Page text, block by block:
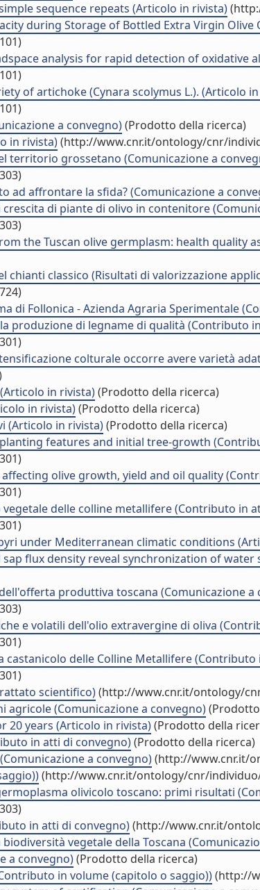
sequence repeats (Articolo in rivista)
during Storage of Bottled Extra Virgin Olive
analysis for rapid detection of oxidative
of artichoke (Cynara scolymus L.). (Articolo
a convegno)(Prodotto della ricerca)
in rivista)(http://www.cnr.it/ontology/cnr/
territorio grossetano (Comunicazione a
ad affrontare la sfida? (Comunicazione a
di piante di olivo in contenitore
the Tuscan olive germplasm: health quality
classico (Risultati di valorizzazione
di Follonica - Azienda Agraria Sperimentale
produzione di legname di qualità (Contributo
colturale occorre avere varietà
in rivista)(Prodotto della ricerca)
in rivista)(Prodotto della ricerca)
(Articolo in rivista)(Prodotto della ricerca)
features and initial tree-growth
olive growth, yield and oil quality
delle colline metallifere (Contributo in
under Mediterranean climatic conditions
flux density reveal synchronization of
produttiva toscana (Comunicazione a
e volatili dell'olio extravergine di oliva
delle Colline Metallifere
scientifico)(http://www.cnr.it/ontology/
agricole (Comunicazione a convegno)
20 years (Articolo in rivista)(Prodotto della
in atti di convegno)(Prodotto della ricerca)
a convegno)(http://www.cnr.it/
(http://www.cnr.it/ontology/cnr/
olivicolo toscano: primi risultati
in atti di convegno)(http://www.cnr.it/
vegetale della Toscana
a convegno)(Prodotto della ricerca)
in volume (capitolo o saggio))(http://